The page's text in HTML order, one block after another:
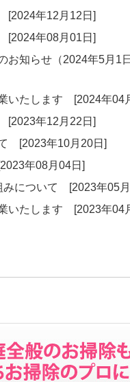
[2024年12月12日]
[2024年08月01日]
お知らせ（2024年5月1
いたします [2024年04
[2023年12月22日]
[2023年10月20日]
年08月04日]
について
[2023年05
いたします [2023年04